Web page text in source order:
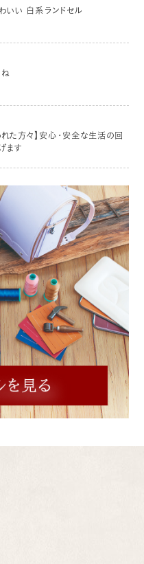
いい 白系ランドセル
た方々】安心・安全な生活の回
ます